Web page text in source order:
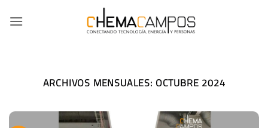
ARCHIVOS MENSUALES: OCTUBRE 2024